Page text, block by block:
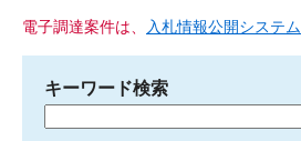
電子調達案件は、 入札情報公開システム
キーワード検索